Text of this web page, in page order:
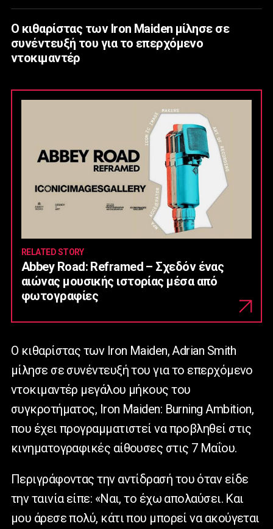
Ο κιθαρίστας των Iron Maiden μίλησε σε
συνέντευξή του για το επερχόμενο
ντοκιμαντέρ
RELATED STORY
Abbey Road: Reframed – Σχεδόν ένας
αιώνας μουσικής ιστορίας μέσα από
φωτογραφίες
Ο κιθαρίστας των Iron Maiden, Adrian Smith
μίλησε σε συνέντευξή του για το επερχόμενο
ντοκιμαντέρ μεγάλου μήκους του
συγκροτήματος, Iron Maiden: Burning Ambition,
που έχει προγραμματιστεί να προβληθεί στις
κινηματογραφικές αίθουσες στις 7 Μαΐου.
Περιγράφοντας την αντίδρασή του όταν είδε
την ταινία είπε: «Ναι, το έχω απολαύσει. Και
μου άρεσε πολύ, κάτι που μπορεί να ακούγεται